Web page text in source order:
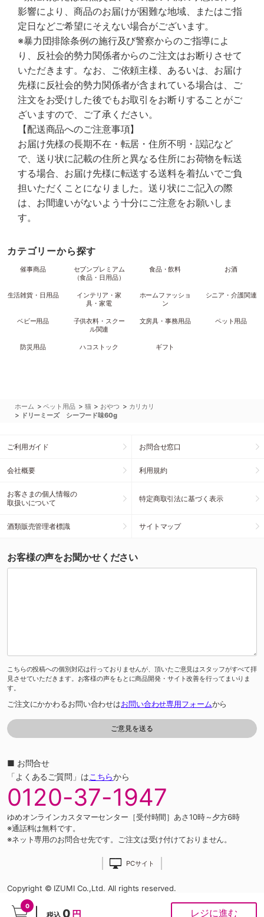
0
税込 0 円 レジに進む
影響により、商品のお届けが困難な地域、またはご指
定日などご希望にそえない場合がございます。
※暴力団排除条例の施行及び警察からのご指導によ
り、反社会的勢力関係者からのご注文はお断りさせて
いただきます。なお、ご依頼主様、あるいは、お届け
先様に反社会的勢力関係者が含まれている場合は、ご
注文をお受けした後でもお取引をお断りすることがご
ざいますので、ご了承ください。
【配送商品へのご注意事項】
お届け先様の長期不在・転居・住所不明・誤記など
で、送り状に記載の住所と異なる住所にお荷物を転送
する場合、お届け先様に転送する送料を着払いでご負
担いただくことになりました。送り状にご記入の際
は、お間違いがないよう十分にご注意をお願いしま
す。
カテゴリーから探す
催事商品
セブンプレミアム
（食品・日用品）
食品・飲料 お酒
生活雑貨・日用品
インテリア・家
具・家電
ホームファッショ
ン
シニア・介護関連
ベビー用品
子供衣料・スクー
ル関連
文房具・事務用品 ペット用品
防災用品 ハコストック ギフト
ホーム >ペット用品 > 猫 > おやつ > カリカリ
> ドリーミーズ シーフード味60g
ご利用ガイド お問合せ窓口
会社概要 利用規約
お客さまの個人情報の
取扱いについて
特定商取引法に基づく表示
酒類販売管理者標識 サイトマップ
お客様の声をお聞かせください
こちらの投稿への個別対応は行っておりませんが、頂いたご意見はスタッフがすべて拝
見させていただきます。お客様の声をもとに商品開発・サイト改善を行ってまいりま
す。
ご注文にかかわるお問い合わせはお問い合わせ専用フォームから
■ お問合せ
「よくあるご質問」はこちらから
0120-37-1947
ゆめオンラインカスタマーセンター［受付時間］あさ10時～夕方6時
※通話料は無料です。
※ネット専用のお問合せ先です。ご注文は受け付けておりません。
PCサイト
Copyright © IZUMI Co.,Ltd. All rights reserved.